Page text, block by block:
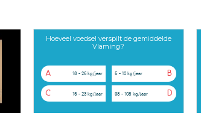
Hoeveel voedsel verspilt de gemiddelde
Vlaming?
A 18 - 26 kg/jaar B
5 - 10 kg/jaar
C 15 - 23 kg/jaar D
98 - 108 kg/jaar